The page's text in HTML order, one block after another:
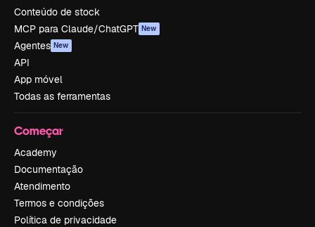
Conteúdo de stock
MCP para Claude/ChatGPT New
Agentes New
API
App móvel
Todas as ferramentas
Começar
Academy
Documentação
Atendimento
Termos e condições
Política de privacidade